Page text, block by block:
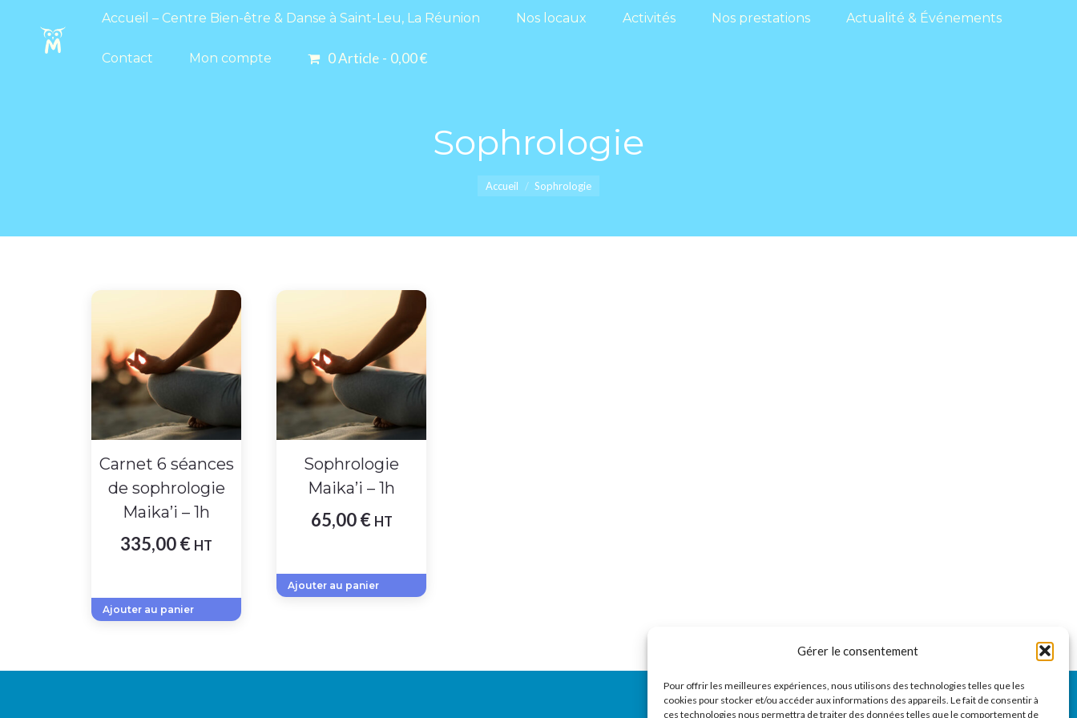
Gérer le consentement
Pour offrir les meilleures expériences, nous utilisons des technologies telles que les
cookies pour stocker et/ou accéder aux informations des appareils. Le fait de consentir à
ces technologies nous permettra de traiter des données telles que le comportement de
Accueil – Centre Bien-être & Danse à Saint-Leu, La Réunion Nos locaux Activités Nos prestations Actualité & Événements
Contact Mon compte 0 Article 0,00 €
Sophrologie
Accueil Sophrologie
Carnet 6 séances
de sophrologie
Maika’i – 1h
335,00€ HT
Ajouter au panier
Sophrologie
Maika’i – 1h
65,00€ HT
Ajouter au panier
Accueil – Centre Bien-être & Danse à Saint-Leu, La Réunion Nos locaux Activités Nos prestations Actualité & Événements